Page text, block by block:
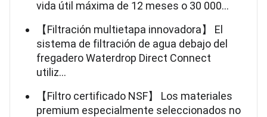
vida útil máxima de 12 meses o 30 000…
【Filtración multietapa innovadora】 El
sistema de filtración de agua debajo del
fregadero Waterdrop Direct Connect
utiliz…
【Filtro certificado NSF】 Los materiales
premium especialmente seleccionados no